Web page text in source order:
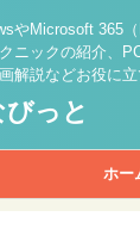
やMicrosoft 365
ニックの紹介、
解説などお役に
びっと
ホー